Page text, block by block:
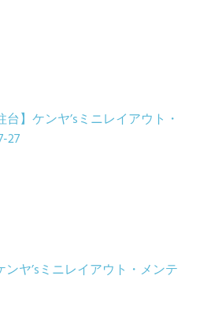
台】ケンヤ’sミニレイアウト・
27
ンヤ’sミニレイアウト・メンテ